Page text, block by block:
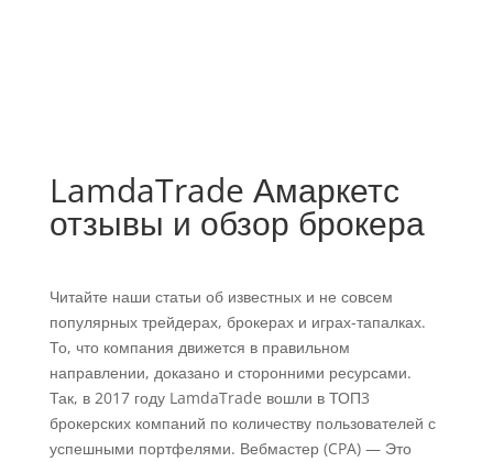
LamdaTrade Амаркетс
отзывы и обзор брокера
Читайте наши статьи об известных и не совсем
популярных трейдерах, брокерах и играх-тапалках.
То, что компания движется в правильном
направлении, доказано и сторонними ресурсами.
Так, в 2017 году LamdaTrade вошли в ТОП3
брокерских компаний по количеству пользователей с
успешными портфелями. Вебмастер (CPA) — Это